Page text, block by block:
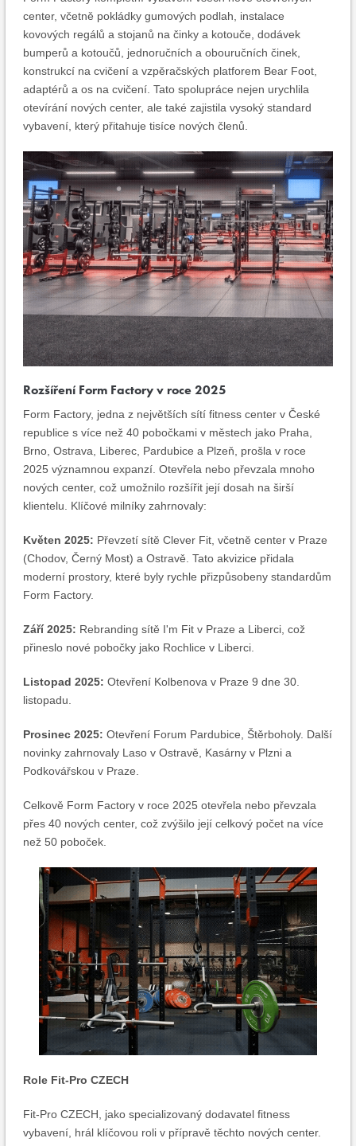
center, včetně pokládky gumových podlah, instalace
kovových regálů a stojanů na činky a kotouče, dodávek
bumperů a kotoučů, jednoručních a obouručních činek,
konstrukcí na cvičení a vzpěračských platforem Bear Foot,
adaptérů a os na cvičení. Tato spolupráce nejen urychlila
otevírání nových center, ale také zajistila vysoký standard
vybavení, který přitahuje tisíce nových členů.
Rozšíření Form Factory v roce 2025
Form Factory, jedna z největších sítí fitness center v České
republice s více než 40 pobočkami v městech jako Praha,
Brno, Ostrava, Liberec, Pardubice a Plzeň, prošla v roce
2025 významnou expanzí. Otevřela nebo převzala mnoho
nových center, což umožnilo rozšířit její dosah na širší
klientelu. Klíčové milníky zahrnovaly:
Květen 2025: Převzetí sítě Clever Fit, včetně center v Praze
(Chodov, Černý Most) a Ostravě. Tato akvizice přidala
moderní prostory, které byly rychle přizpůsobeny standardům
Form Factory.
Září 2025: Rebranding sítě I'm Fit v Praze a Liberci, což
přineslo nové pobočky jako Rochlice v Liberci.
Listopad 2025: Otevření Kolbenova v Praze 9 dne 30.
listopadu.
Prosinec 2025: Otevření Forum Pardubice, Štěrboholy. Další
novinky zahrnovaly Laso v Ostravě, Kasárny v Plzni a
Podkovářskou v Praze.
Celkově Form Factory v roce 2025 otevřela nebo převzala
přes 40 nových center, což zvýšilo její celkový počet na více
než 50 poboček.
Role Fit-Pro CZECH
Fit-Pro CZECH, jako specializovaný dodavatel fitness
vybavení, hrál klíčovou roli v přípravě těchto nových center.